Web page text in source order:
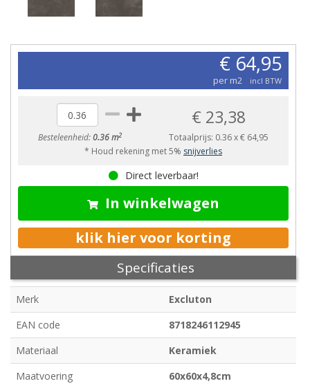
€ 64,95
per m2 incl BTW
Besteleenheid:0.36 m2
€ 23,38
Totaalprijs: 0.36x€ 64,95
* Houd rekening met 5% snijverlies
Direct leverbaar!
In winkelwagen
klik hier voor korting
Specificaties
Merk
Excluton
EAN code
8718246112945
Materiaal
Keramiek
Maatvoering
60x60x4,8cm